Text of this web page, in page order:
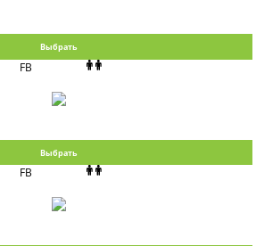
Выбрать
FB
Выбрать
FB